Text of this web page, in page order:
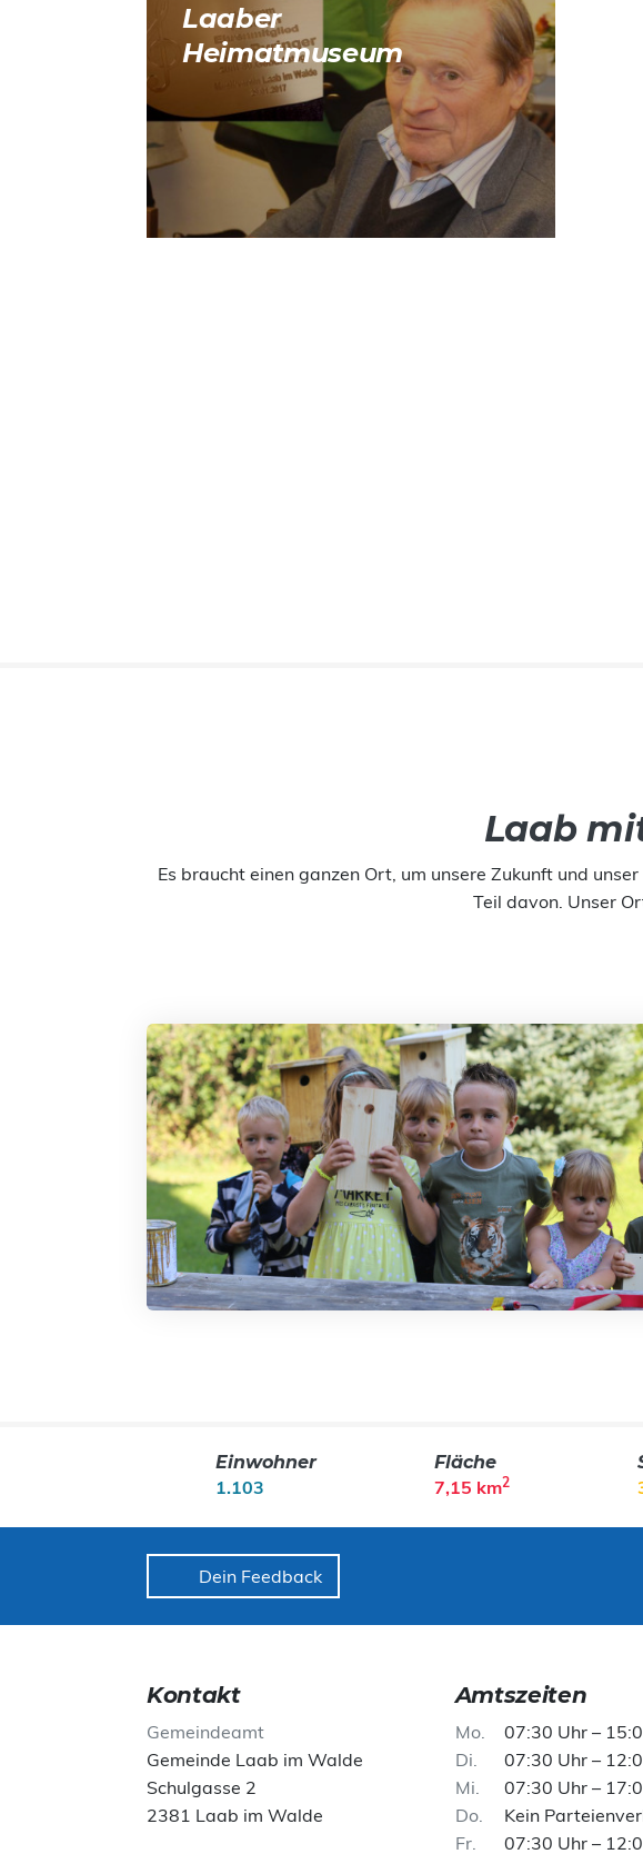
Laaber
Heimatmuseum
Laab
Es braucht einen ganzen Ort, um unsere Zukunft und
Teil davon. Unser
Einwohner
1.103
Fläche
7,15 km2
Dein Feedback
Kontakt
Gemeindeamt
Gemeinde Laab im Walde
Schulgasse 2
2381 Laab im Walde
Amtszeiten
Mo
07:30 Uhr –
Di
07:30 Uhr –
Mi
07:30 Uhr –
Do
Kein
Fr
07:30 Uhr –